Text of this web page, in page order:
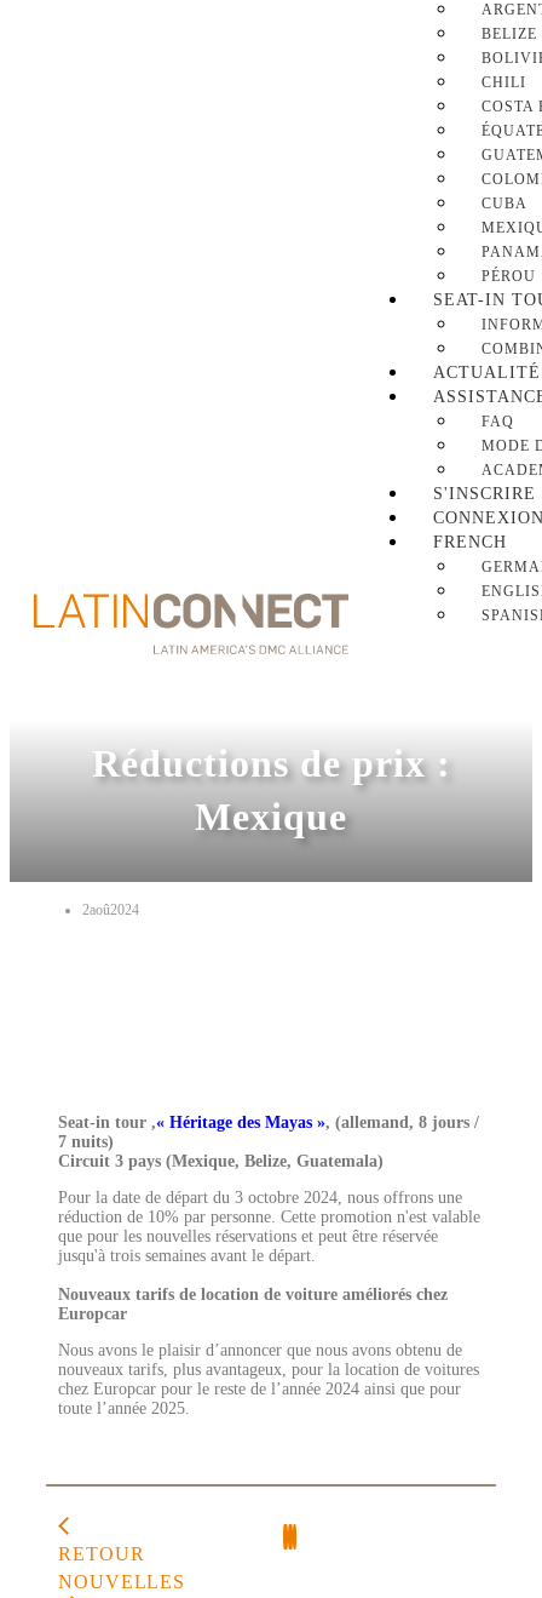
BELIZE
CHILI
COSTA
CUBA
PÉROU
SEAT-IN
FAQ
MODE
S'INSCRIRE
FRENCH
Réductions de prix :
Mexique
2aoû2024
Seat-in tour ,« Héritage des Mayas », (allemand, 8 jours /
7 nuits)
Circuit 3 pays (Mexique, Belize, Guatemala)
Pour la date de départ du 3 octobre 2024, nous offrons une
réduction de 10% par personne. Cette promotion n'est valable
que pour les nouvelles réservations et peut être réservée
jusqu'à trois semaines avant le départ.
Nouveaux tarifs de location de voiture améliorés chez
Europcar
Nous avons le plaisir d’annoncer que nous avons obtenu de
nouveaux tarifs, plus avantageux, pour la location de voitures
chez Europcar pour le reste de l’année 2024 ainsi que pour
toute l’année 2025.
RETOUR
NOUVELLES